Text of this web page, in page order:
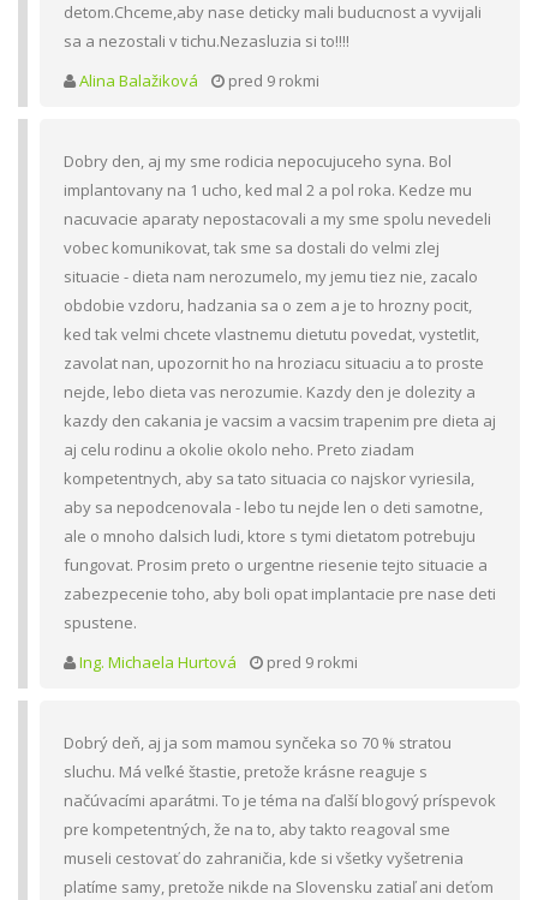
detom.Chceme,aby nase deticky mali buducnost a vyvijali
sa a nezostali v tichu.Nezasluzia si to!!!!
Alina Balažiková
pred 9 rokmi
Dobry den, aj my sme rodicia nepocujuceho syna. Bol
implantovany na 1 ucho, ked mal 2 a pol roka. Kedze mu
nacuvacie aparaty nepostacovali a my sme spolu nevedeli
vobec komunikovat, tak sme sa dostali do velmi zlej
situacie - dieta nam nerozumelo, my jemu tiez nie, zacalo
obdobie vzdoru, hadzania sa o zem a je to hrozny pocit,
ked tak velmi chcete vlastnemu dietutu povedat, vystetlit,
zavolat nan, upozornit ho na hroziacu situaciu a to proste
nejde, lebo dieta vas nerozumie. Kazdy den je dolezity a
kazdy den cakania je vacsim a vacsim trapenim pre dieta aj
aj celu rodinu a okolie okolo neho. Preto ziadam
kompetentnych, aby sa tato situacia co najskor vyriesila,
aby sa nepodcenovala - lebo tu nejde len o deti samotne,
ale o mnoho dalsich ludi, ktore s tymi dietatom potrebuju
fungovat. Prosim preto o urgentne riesenie tejto situacie a
zabezpecenie toho, aby boli opat implantacie pre nase deti
spustene.
Ing. Michaela Hurtová
pred 9 rokmi
Dobrý deň, aj ja som mamou synčeka so 70 % stratou
sluchu. Má veľké štastie, pretože krásne reaguje s
načúvacími aparátmi. To je téma na ďalší blogový príspevok
pre kompetentných, že na to, aby takto reagoval sme
museli cestovať do zahraničia, kde si všetky vyšetrenia
platíme samy, pretože nikde na Slovensku zatiaľ ani deťom